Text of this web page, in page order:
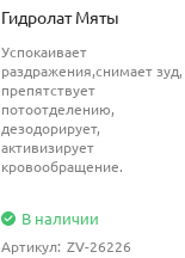
Гидролат Мяты
Успокаивает
раздражения,снимает зуд,
препятствует
потоотделению,
дезодорирует,
активизирует
кровообращение.
В наличии
Артикул: ZV-26226